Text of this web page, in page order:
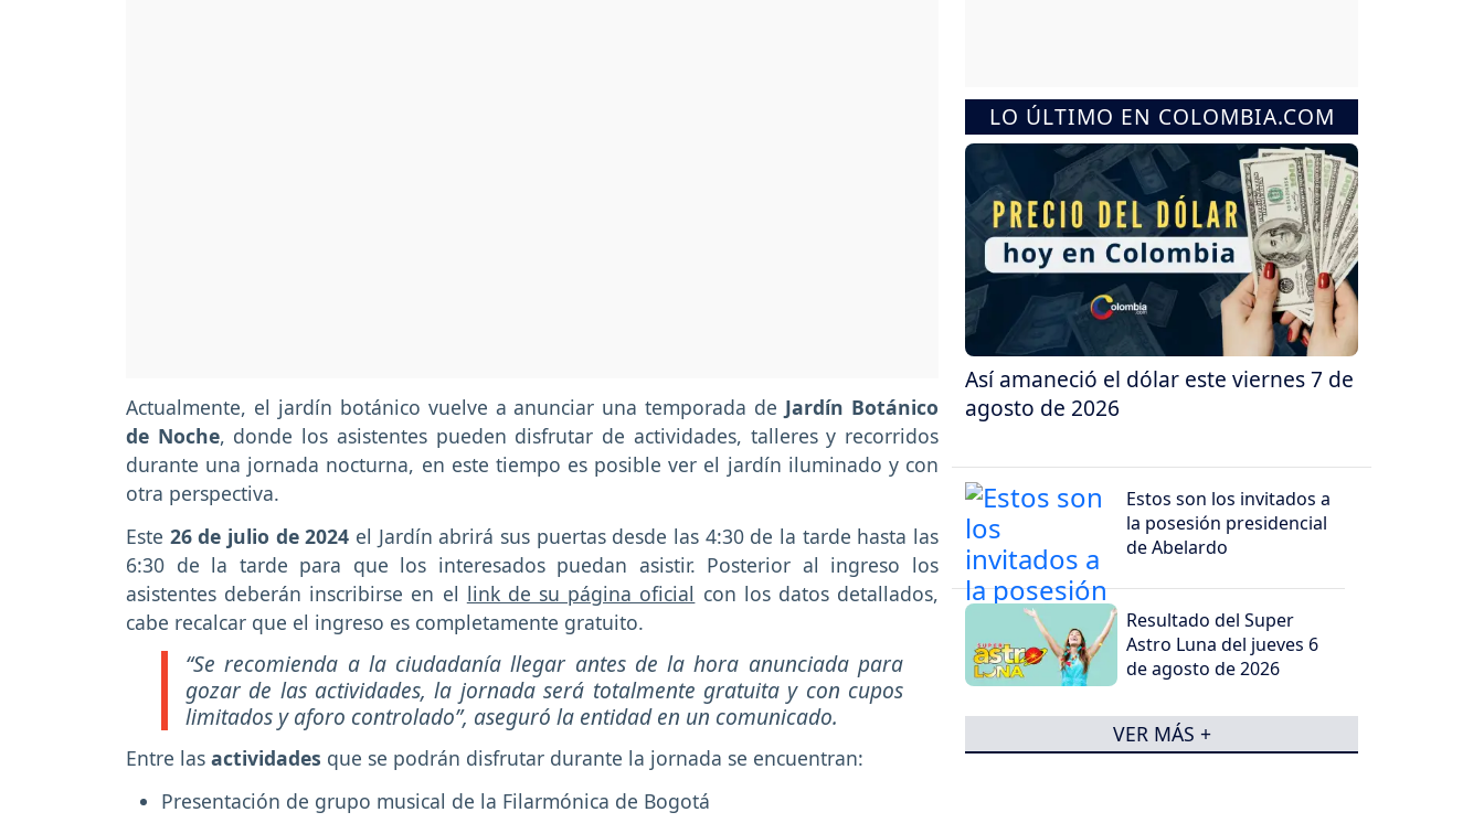
Actualmente, el jardín botánico vuelve a anunciar una temporada de Jardín Botánico
de Noche, donde los asistentes pueden disfrutar de actividades, talleres y recorridos
durante una jornada nocturna, en este tiempo es posible ver el jardín iluminado y con
otra perspectiva.
Este 26 de julio de 2024 el Jardín abrirá sus puertas desde las 4:30 de la tarde hasta las
6:30 de la tarde para que los interesados puedan asistir. Posterior al ingreso los
asistentes deberán inscribirse en el link de su página oficial con los datos detallados,
cabe recalcar que el ingreso es completamente gratuito.
“Se recomienda a la ciudadanía llegar antes de la hora anunciada para
gozar de las actividades, la jornada será totalmente gratuita y con cupos
limitados y aforo controlado”, aseguró la entidad en un comunicado.
Entre las actividades que se podrán disfrutar durante la jornada se encuentran:
Presentación de grupo musical de la Filarmónica de Bogotá
LO ÚLTIMO EN COLOMBIA.COM
Así amaneció el dólar este viernes 7 de
agosto de 2026
Estos son los invitados a
la posesión presidencial
de Abelardo
Resultado del Super
Astro Luna del jueves 6
de agosto de 2026
VER MÁS +